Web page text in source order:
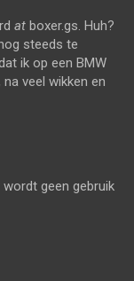
at boxer.gs. Huh?
steeds te
ik op een BMW
veel wikken en
geen gebruik